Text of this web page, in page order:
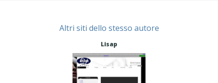
Altri siti dello stesso autore
Lisap